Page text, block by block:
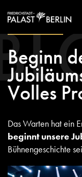
Beginn
Volles
Das Warten hat ein
beginnt unsere
Bühnengeschichte